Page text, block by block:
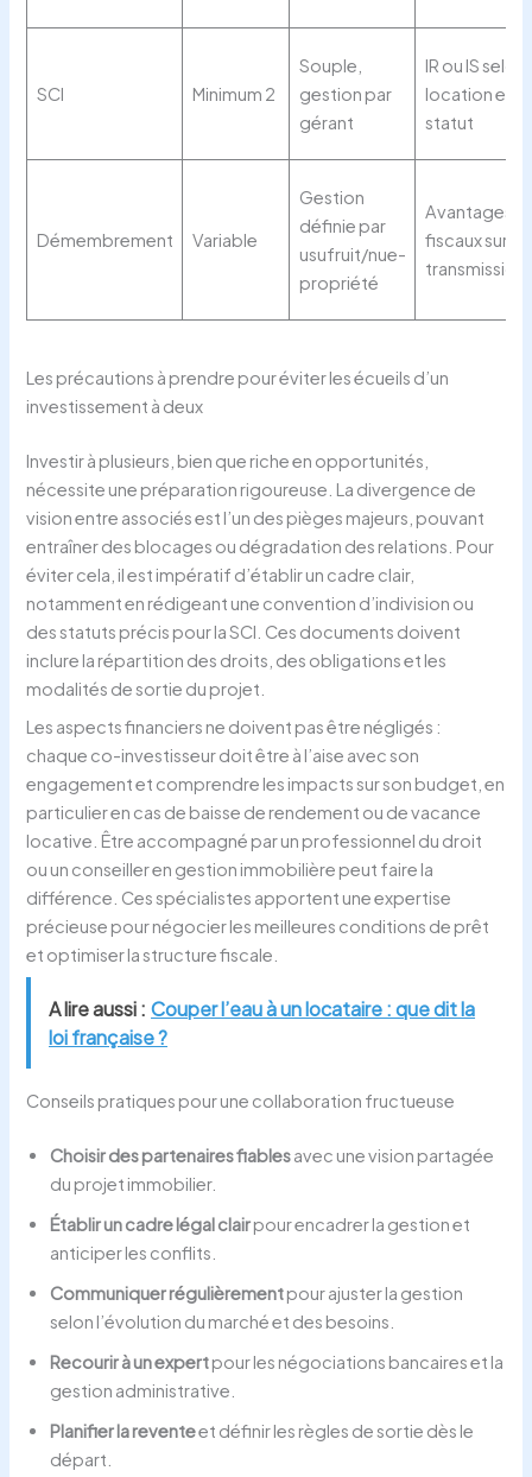
SCI Minimum 2
Souple,
gestion par
gérant
IR ou IS selon
location et
statut
Démembrement Variable
Gestion
définie par
usufruit/nue-
propriété
Avantages
fiscaux sur
transmission
Les précautions à prendre pour éviter les écueils d’un
investissement à deux
Investir à plusieurs, bien que riche en opportunités,
nécessite une préparation rigoureuse. La divergence de
vision entre associés est l’un des pièges majeurs, pouvant
entraîner des blocages ou dégradation des relations. Pour
éviter cela, il est impératif d’établir un cadre clair,
notamment en rédigeant une convention d’indivision ou
des statuts précis pour la SCI. Ces documents doivent
inclure la répartition des droits, des obligations et les
modalités de sortie du projet.
Les aspects financiers ne doivent pas être négligés :
chaque co-investisseur doit être à l’aise avec son
engagement et comprendre les impacts sur son budget, en
particulier en cas de baisse de rendement ou de vacance
locative. Être accompagné par un professionnel du droit
ou un conseiller en gestion immobilière peut faire la
différence. Ces spécialistes apportent une expertise
précieuse pour négocier les meilleures conditions de prêt
et optimiser la structure fiscale.
A lire aussi : Couper l’eau à un locataire : que dit la
loi française ?
Conseils pratiques pour une collaboration fructueuse
Choisir des partenaires fiablesavec une vision partagée
du projet immobilier.
Établir un cadre légal clairpour encadrer la gestion et
anticiper les conflits.
Communiquer régulièrementpour ajuster la gestion
selon l’évolution du marché et des besoins.
Recourir à un expertpour les négociations bancaires et la
gestion administrative.
Planifier la reventeet définir les règles de sortie dès le
départ.